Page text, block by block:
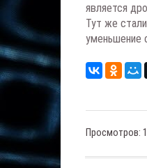
является
Тут же
уменьшение
Просмотров: